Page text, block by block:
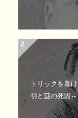
トリックを暴
明と謎の死因～